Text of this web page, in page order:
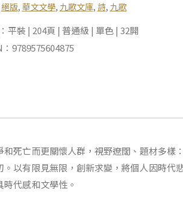
絕版, 華文文學, 九歌文庫, 詩, 九歌
平裝 | 204頁 | 普通級 | 單色 | 32開
9789575604875
死亡而更關懷人群，視野遼闊、題材多樣
以有限見無限，創新求變，將個人因時代
代感和文學性。